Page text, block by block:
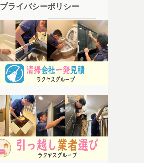
プライバシーポリシー